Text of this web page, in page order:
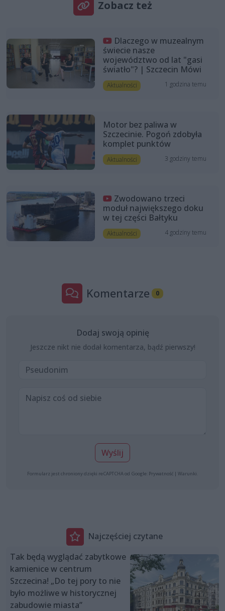
Zobacz też
Dlaczego w muzealnym
świecie nasze
województwo od lat "gasi
światło"? | Szczecin Mówi
Aktualności 1 godzina temu
Motor bez paliwa w
Szczecinie. Pogoń zdobyła
komplet punktów
Aktualności 3 godziny temu
Zwodowano trzeci
moduł największego doku
w tej części Bałtyku
Aktualności 4 godziny temu
Komentarze 0
Dodaj swoją opinię
Jeszcze nikt nie dodał komentarza, bądź pierwszy!
Wyślij
Formularz jest chroniony dzięki reCAPTCHA od Google: Prywatność | Warunki
Najczęściej czytane
Tak będą wyglądać zabytkowe
kamienice w centrum
Szczecina! „Do tej pory to nie
było możliwe w historycznej
zabudowie miasta”